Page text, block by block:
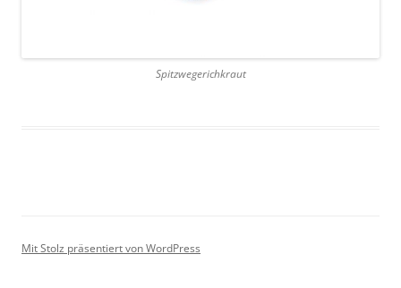
Spitzwegerichkraut
Mit Stolz präsentiert von WordPress